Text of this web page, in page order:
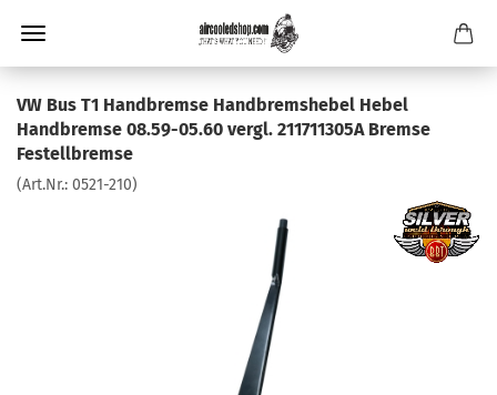
VW Bus T1 Handbremse Handbremshebel Hebel
Handbremse 08.59-05.60 vergl. 211711305A Bremse
Festellbremse
(Art.Nr.: 0521-210)